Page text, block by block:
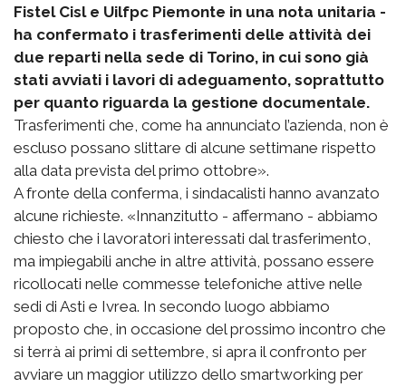
Fistel Cisl e Uilfpc Piemonte in una nota unitaria -
ha confermato i trasferimenti delle attività dei
due reparti nella sede di Torino, in cui sono già
stati avviati i lavori di adeguamento, soprattutto
per quanto riguarda la gestione documentale.
Trasferimenti che, come ha annunciato l’azienda, non è
escluso possano slittare di alcune settimane rispetto
alla data prevista del primo ottobre».
A fronte della conferma, i sindacalisti hanno avanzato
alcune richieste. «Innanzitutto - affermano - abbiamo
chiesto che i lavoratori interessati dal trasferimento,
ma impiegabili anche in altre attività, possano essere
ricollocati nelle commesse telefoniche attive nelle
sedi di Asti e Ivrea. In secondo luogo abbiamo
proposto che, in occasione del prossimo incontro che
si terrà ai primi di settembre, si apra il confronto per
avviare un maggior utilizzo dello smartworking per